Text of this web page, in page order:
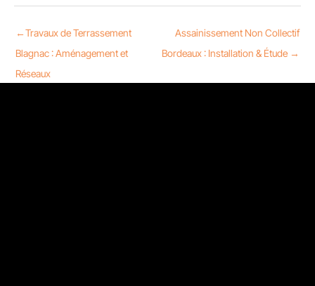
←Travaux de Terrassement
Blagnac : Aménagement et
Réseaux
Assainissement Non Collectif
Bordeaux : Installation & Étude →